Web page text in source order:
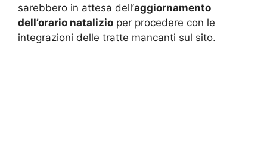
sarebbero in attesa dell’aggiornamento
dell’orario natalizio per procedere con le
integrazioni delle tratte mancanti sul sito.